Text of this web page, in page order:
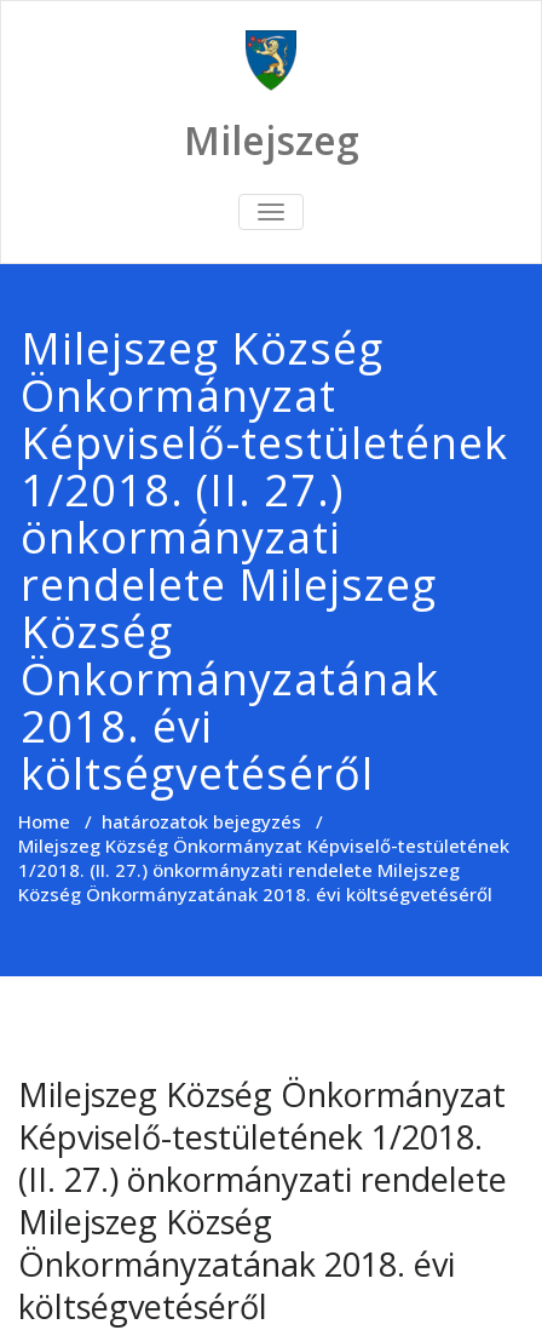
Milejszeg
TOGGLE
NAVIGATION
Milejszeg Község
Önkormányzat
Képviselő-testületének
1/2018. (II. 27.)
önkormányzati
rendelete Milejszeg
Község
Önkormányzatának
2018. évi
költségvetéséről
Home / határozatok bejegyzés /
Milejszeg Község Önkormányzat Képviselő-testületének
1/2018. (II. 27.) önkormányzati rendelete Milejszeg
Község Önkormányzatának 2018. évi költségvetéséről
Milejszeg Község Önkormányzat
Képviselő-testületének 1/2018.
(II. 27.) önkormányzati rendelete
Milejszeg Község
Önkormányzatának 2018. évi
költségvetéséről